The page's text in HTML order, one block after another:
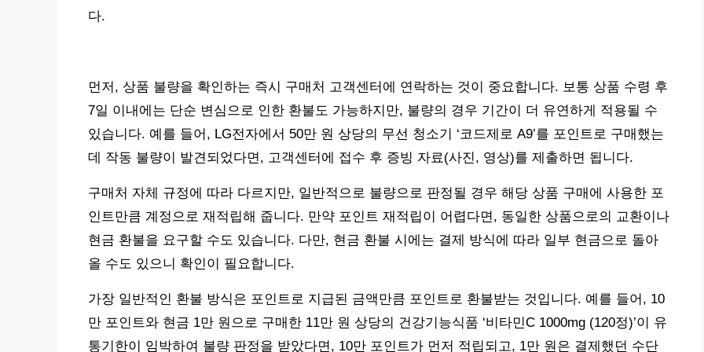
다.
먼저, 상품 불량을 확인하는 즉시 구매처 고객센터에 연락하는 것이 중요합니다. 보통 상품 수령 후
7일 이내에는 단순 변심으로 인한 환불도 가능하지만, 불량의 경우 기간이 더 유연하게 적용될 수
있습니다. 예를 들어, LG전자에서 50만 원 상당의 무선 청소기 ‘코드제로 A9’를 포인트로 구매했는
데 작동 불량이 발견되었다면, 고객센터에 접수 후 증빙 자료(사진, 영상)를 제출하면 됩니다.
구매처 자체 규정에 따라 다르지만, 일반적으로 불량으로 판정될 경우 해당 상품 구매에 사용한 포
인트만큼 계정으로 재적립해 줍니다. 만약 포인트 재적립이 어렵다면, 동일한 상품으로의 교환이나
현금 환불을 요구할 수도 있습니다. 다만, 현금 환불 시에는 결제 방식에 따라 일부 현금으로 돌아
올 수도 있으니 확인이 필요합니다.
가장 일반적인 환불 방식은 포인트로 지급된 금액만큼 포인트로 환불받는 것입니다. 예를 들어, 10
만 포인트와 현금 1만 원으로 구매한 11만 원 상당의 건강기능식품 ‘비타민C 1000mg (120정)’이 유
통기한이 임박하여 불량 판정을 받았다면, 10만 포인트가 먼저 적립되고, 1만 원은 결제했던 수단